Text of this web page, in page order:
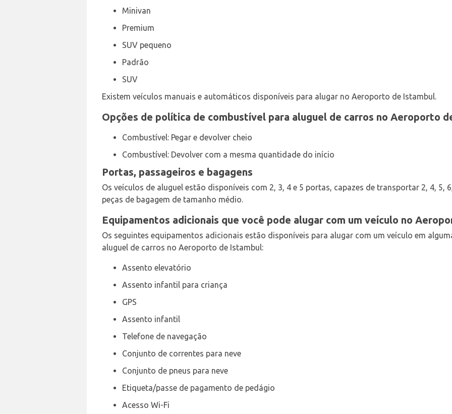
Minivan
Premium
SUV pequeno
Padrão
SUV
Existem veículos manuais e automáticos disponíveis para alugar no Aeroporto de Istambul.
Opções de política de combustível para aluguel de carros no Aeroporto
Combustível: Pegar e devolver cheio
Combustível: Devolver com a mesma quantidade do início
Portas, passageiros e bagagens
Os veículos de aluguel estão disponíveis com 2, 3, 4 e 5 portas, capazes de transportar 2, 4, 5,
peças de bagagem de tamanho médio.
Equipamentos adicionais que você pode alugar com um veículo no
Os seguintes equipamentos adicionais estão disponíveis para alugar com um veículo em
aluguel de carros no Aeroporto de Istambul:
Assento elevatório
Assento infantil para criança
GPS
Assento infantil
Telefone de navegação
Conjunto de correntes para neve
Conjunto de pneus para neve
Etiqueta/passe de pagamento de pedágio
Acesso Wi-Fi